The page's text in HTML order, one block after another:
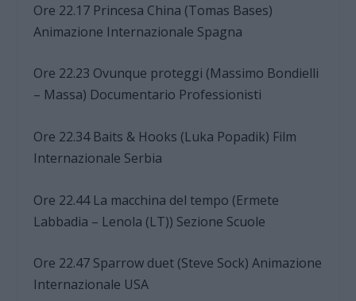
Ore 22.17 Princesa China (Tomas Bases)
Animazione Internazionale Spagna
Ore 22.23 Ovunque proteggi (Massimo Bondielli
– Massa) Documentario Professionisti
Ore 22.34 Baits & Hooks (Luka Popadik) Film
Internazionale Serbia
Ore 22.44 La macchina del tempo (Ermete
Labbadia – Lenola (LT)) Sezione Scuole
Ore 22.47 Sparrow duet (Steve Sock) Animazione
Internazionale USA